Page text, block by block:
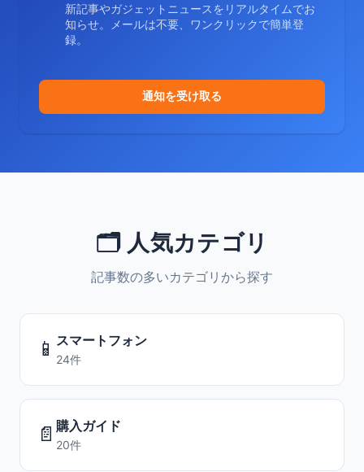
新記事やガジェットニュースをリアルタイムでお
知らせ。メールは不要、ワンクリックで簡単登
録。
通知を受け取る
🗂️ 人気カテゴリ
記事数の多いカテゴリから探す
📱 スマートフォン
24件
📄 購入ガイド
20件